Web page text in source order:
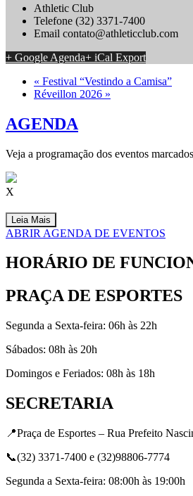
Athletic Club
Telefone (32) 3371-7400
Email contato@athleticclub.com
+ Google Agenda+ iCal Export
« Festival “Vestindo a Camisa”
Réveillon 2026 »
AGENDA
Veja a programação dos eventos
X
Leia Mais
ABRIR AGENDA DE EVENTOS
HORÁRIO DE
PRAÇA DE ESPORTES
Segunda a Sexta-feira: 06h às 22h
Sábados: 08h às 20h
Domingos e Feriados: 08h às 18h
SECRETARIA
📍Praça de Esportes – Rua Prefeito
📞(32) 3371-7400 e (32)98806-7774
Segunda a Sexta-feira: 08:00h às 19:00h